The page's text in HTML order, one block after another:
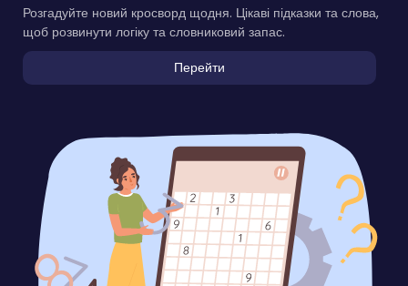
Розгадуйте новий кросворд щодня. Цікаві підказки та слова,
щоб розвинути логіку та словниковий запас.
Перейти